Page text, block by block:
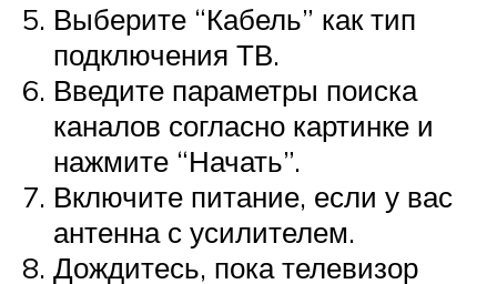
Выберите “Кабель” как тип
подключения ТВ.
Введите параметры поиска
каналов согласно картинке и
нажмите “Начать”.
Включите питание, если у вас
антенна с усилителем.
Дождитесь, пока телевизор